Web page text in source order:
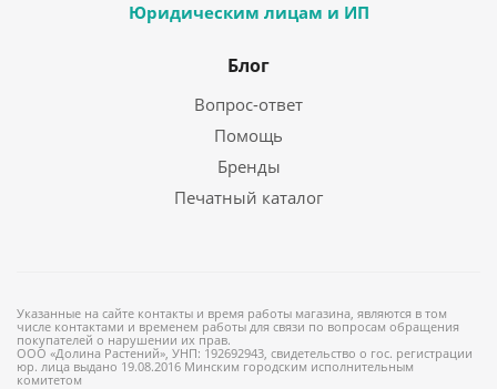
Юридическим лицам и ИП
Блог
Вопрос-ответ
Помощь
Бренды
Печатный каталог
Указанные на сайте контакты и время работы магазина, являются в том
числе контактами и временем работы для связи по вопросам обращения
покупателей о нарушении их прав.
ООО «Долина Растений», УНП: 192692943, свидетельство о гос. регистрации
юр. лица выдано 19.08.2016 Минским городским исполнительным
комитетом